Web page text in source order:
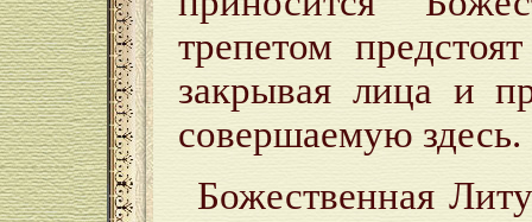
трепетом
закрывая лица и
совершаемую здесь.
Божественная